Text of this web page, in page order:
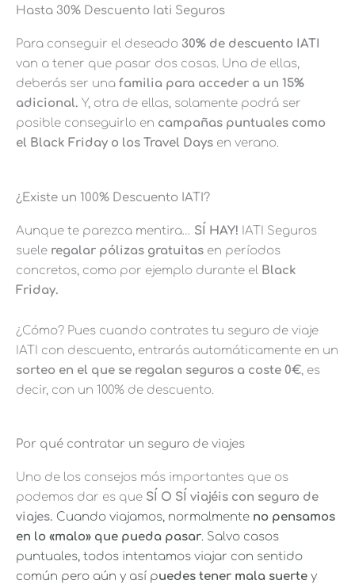
Hasta 30% Descuento Iati Seguros
Para conseguir el deseado 30% de descuento IATI
van a tener que pasar dos cosas. Una de ellas,
deberás ser una familia para acceder a un 15%
adicional. Y, otra de ellas, solamente podrá ser
posible conseguirlo en campañas puntuales como
el Black Friday o los Travel Days en verano.
¿Existe un 100% Descuento IATI?
Aunque te parezca mentira… SÍ HAY! IATI Seguros
suele regalar pólizas gratuitas en períodos
concretos, como por ejemplo durante el Black
Friday.
¿Cómo? Pues cuando contrates tu seguro de viaje
IATI con descuento, entrarás automáticamente en un
sorteo en el que se regalan seguros a coste 0€, es
decir, con un 100% de descuento.
Por qué contratar un seguro de viajes
Uno de los consejos más importantes que os
podemos dar es que SÍ O SÍ viajéis con seguro de
viajes. Cuando viajamos, normalmente no pensamos
en lo «malo» que pueda pasar. Salvo casos
puntuales, todos intentamos viajar con sentido
común pero aún y así puedes tener mala suerte y